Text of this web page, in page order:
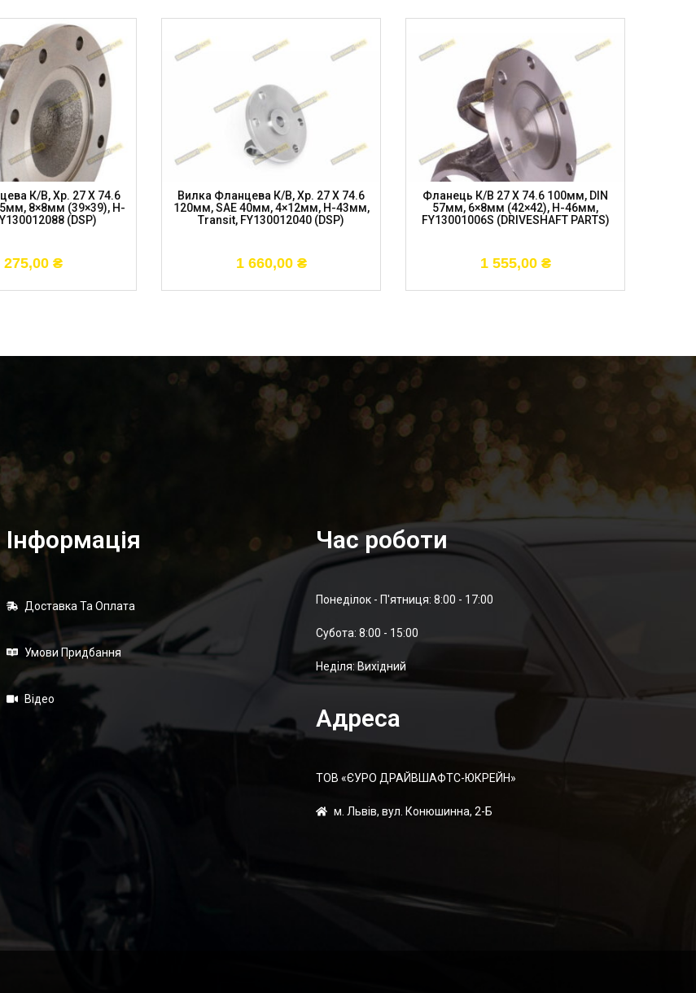
К/в, Хр. 27 X 74.6
8×8мм (39×39), H-
(DSP)
275,00 ₴
Вилка Фланцева К/в, Хр. 27 X 74.6
120мм, SAE 40мм, 4×12мм, H-43мм,
Transit, FY130012040 (DSP)
1 660,00 ₴
Фланець К/в 27 X 74.6 100мм, DIN
57мм, 6×8мм (42×42), H-46мм,
FY13001006S (DRIVESHAFT PARTS)
1 555,00 ₴
Інформація
Доставка Та Оплата
Умови Придбання
Відео
Час роботи
Понеділок - П'ятниця: 8:00 - 17:00
Суботa: 8:00 - 15:00
Неділя: Вихідний
Адреса
ТОВ «ЄУРО ДРАЙВШАФТC-ЮКРЕЙН»
м. Львів, вул. Конюшинна, 2-Б